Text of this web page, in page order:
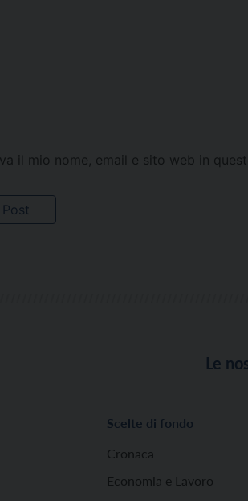
il mio nome, email e sito web in
Le
Scelte di fondo
Cronaca
Economia e Lavoro